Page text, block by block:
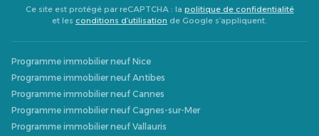
Ce site est protégé par reCAPTCHA : la politique de confidentialité
et les conditions d’utilisation de Google s’appliquent.
Programme immobilier neuf Nice
Programme immobilier neuf Antibes
Programme immobilier neuf Cannes
Programme immobilier neuf Cagnes-sur-Mer
Programme immobilier neuf Vallauris